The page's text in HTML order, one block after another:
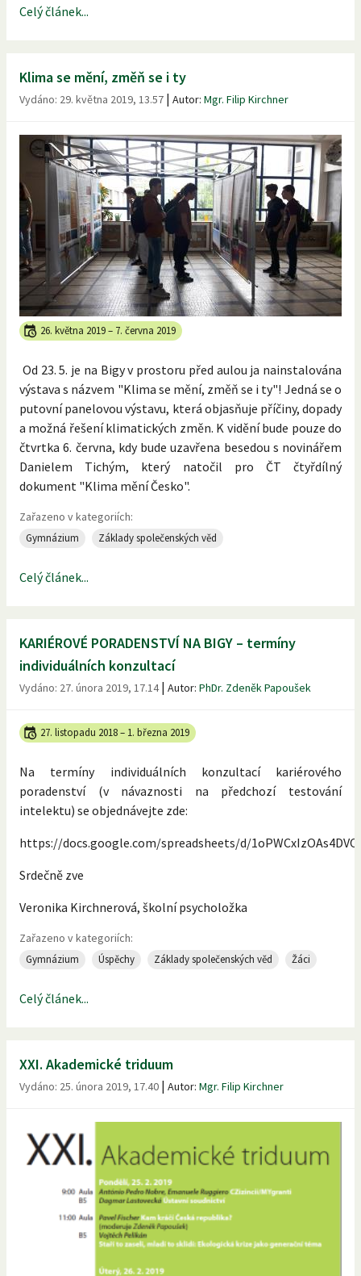
Celý článek...
Klima se mění, změň se i ty
Vydáno: 29. května 2019, 13.57 | Autor: Mgr. Filip Kirchner
26. května 2019– 7. června 2019
Od 23. 5. je na Bigy v prostoru před aulou ja nainstalována
výstava s názvem "Klima se mění, změň se i ty"! Jedná se o
putovní panelovou výstavu, která objasňuje příčiny, dopady
a možná řešení klimatických změn. K vidění bude pouze do
čtvrtka 6. června, kdy bude uzavřena besedou s novinářem
Danielem Tichým, který natočil pro ČT čtyřdílný
dokument "Klima mění Česko".
Zařazeno v kategoriích:
Gymnázium Základy společenských věd
Celý článek...
KARIÉROVÉ PORADENSTVÍ NA BIGY – termíny
individuálních konzultací
Vydáno: 27. února 2019, 17.14| Autor: PhDr. Zdeněk Papoušek
27. listopadu 2018– 1. března 2019
Na termíny individuálních konzultací kariérového
poradenství (v návaznosti na předchozí testování
intelektu) se objednávejte zde:
https://docs.google.com/spreadsheets/d/
Srdečně zve
Veronika Kirchnerová, školní psycholožka
Zařazeno v kategoriích:
Gymnázium Úspěchy Základy společenských věd Žáci
Celý článek...
XXI. Akademické triduum
Vydáno: 25. února 2019, 17.40 | Autor: Mgr. Filip Kirchner